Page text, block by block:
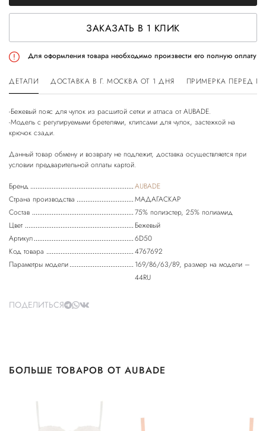
ЗАКАЗАТЬ В 1 КЛИК
Для оформления товара необходимо произвести его полную оплату
ДЕТАЛИ ДОСТАВКА В Г. МОСКВА ОТ 1 ДНЯ ПРИМЕРКА ПЕРЕД
-Бежевый пояс для чулок из расшитой сетки и атласа от AUBADE.
-Модель с регулируемыми бретелями, клипсами для чулок, застежкой на
крючок сзади.
Данный товар обмену и возврату не подлежит, доставка осуществляется при
Бренд
AUBADE
Страна производства
МАДАГАСКАР
Состав
75% полиэстер, 25% полиамид
Цвет
Бежевый
Артикул
6D50
Код товара
4767692
Параметры модели
169/86/63/89, размер на модели –
44RU
ПОДЕЛИТЬСЯ
БОЛЬШЕ ТОВАРОВ ОТ AUBADE